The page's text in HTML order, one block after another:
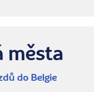
města
do Belgie